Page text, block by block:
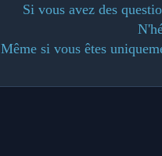
Si vous avez des
Même si vous êtes